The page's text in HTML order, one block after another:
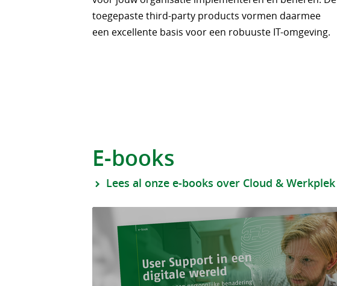
toegepaste third-party products vormen daarmee
een excellente basis voor een robuuste IT-omgeving.
E-books
Lees al onze e-books over Cloud & Werkplek